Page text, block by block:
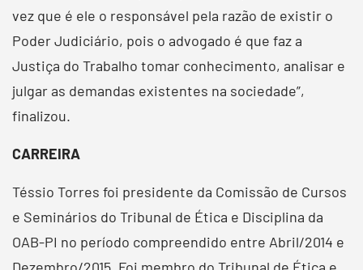
vez que é ele o responsável pela razão de existir o
Poder Judiciário, pois o advogado é que faz a
Justiça do Trabalho tomar conhecimento, analisar e
julgar as demandas existentes na sociedade”,
finalizou.
CARREIRA
Téssio Torres foi presidente da Comissão de Cursos
e Seminários do Tribunal de Ética e Disciplina da
OAB-PI no período compreendido entre Abril/2014 e